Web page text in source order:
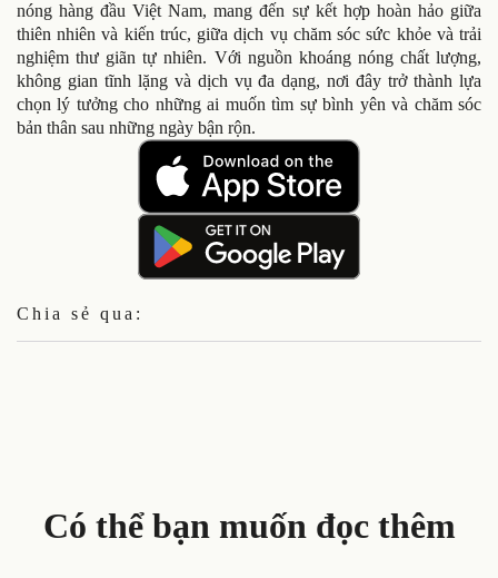
nóng hàng đầu Việt Nam, mang đến sự kết hợp hoàn hảo giữa
thiên nhiên và kiến trúc, giữa dịch vụ chăm sóc sức khỏe và trải
nghiệm thư giãn tự nhiên. Với nguồn khoáng nóng chất lượng,
không gian tĩnh lặng và dịch vụ đa dạng, nơi đây trở thành lựa
chọn lý tưởng cho những ai muốn tìm sự bình yên và chăm sóc
bản thân sau những ngày bận rộn.
Chia sẻ qua:
Có thể bạn muốn đọc thêm